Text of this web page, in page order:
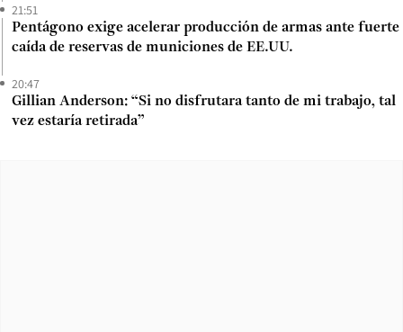
21:51
Pentágono exige acelerar producción de armas ante fuerte
caída de reservas de municiones de EE.UU.
20:47
Gillian Anderson: “Si no disfrutara tanto de mi trabajo, tal
vez estaría retirada”